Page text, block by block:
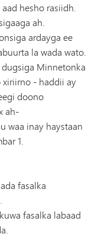
hesho rasiidh.
ah.
ardayga ee
la wada wato.
Minnetonka
xiriirno - haddii ay
doono
ah-
waa inay haystaan
1.
fasalka
fasalka labaad